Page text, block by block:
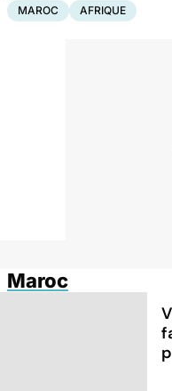
MAROC AFRIQUE
Maroc